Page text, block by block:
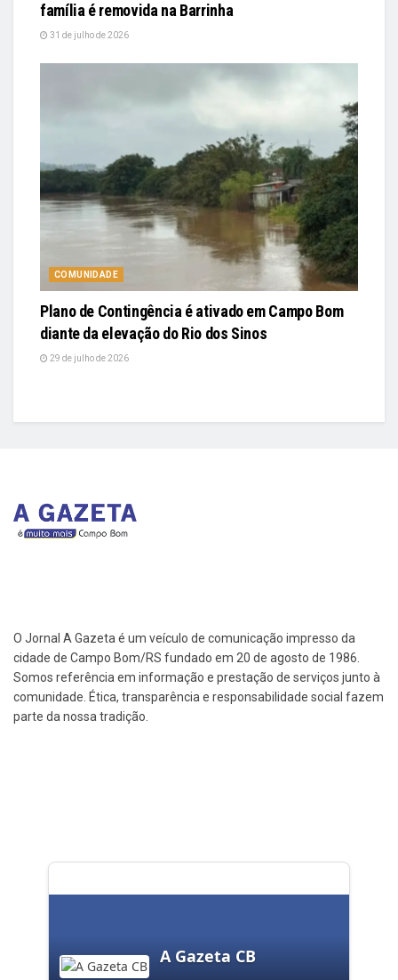
família é removida na Barrinha
31 de julho de 2026
COMUNIDADE
Plano de Contingência é ativado em Campo Bom
diante da elevação do Rio dos Sinos
29 de julho de 2026
O Jornal A Gazeta é um veículo de comunicação impresso da
cidade de Campo Bom/RS fundado em 20 de agosto de 1986.
Somos referência em informação e prestação de serviços junto à
comunidade. Ética, transparência e responsabilidade social fazem
parte da nossa tradição.
A Gazeta CB